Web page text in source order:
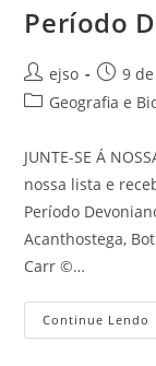
Período
Autor
do
ejso
Post9
Categoria
post:
Geografia e
JUNTE-SE Á
nossa lista e
Período
Acanthostega,
Carr ©…
Continue Lendo